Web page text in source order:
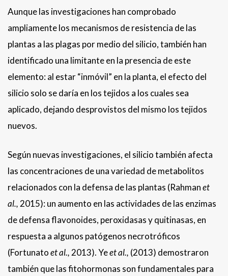
Aunque las investigaciones han comprobado
ampliamente los mecanismos de resistencia de las
plantas a las plagas por medio del silicio, también han
identificado una limitante en la presencia de este
elemento: al estar “inmóvil” en la planta, el efecto del
silicio solo se daría en los tejidos a los cuales sea
aplicado, dejando desprovistos del mismo los tejidos
nuevos.
Según nuevas investigaciones, el silicio también afecta
las concentraciones de una variedad de metabolitos
relacionados con la defensa de las plantas (Rahmanet
al., 2015): un aumento en las actividades de las enzimas
de defensa flavonoides, peroxidasas y quitinasas, en
respuesta a algunos patógenos necrotróficos
(Fortunatoet al., 2013). Yeet al., (2013) demostraron
también que las fitohormonas son fundamentales para